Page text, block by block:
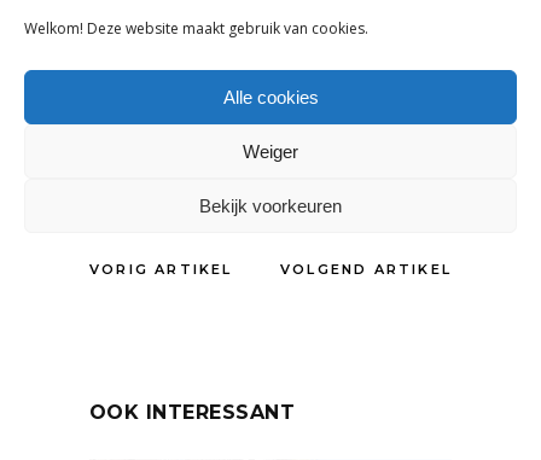
Welkom! Deze website maakt gebruik van cookies.
Alle cookies
Weiger
Bekijk voorkeuren
VORIG ARTIKEL VOLGEND ARTIKEL
OOK INTERESSANT